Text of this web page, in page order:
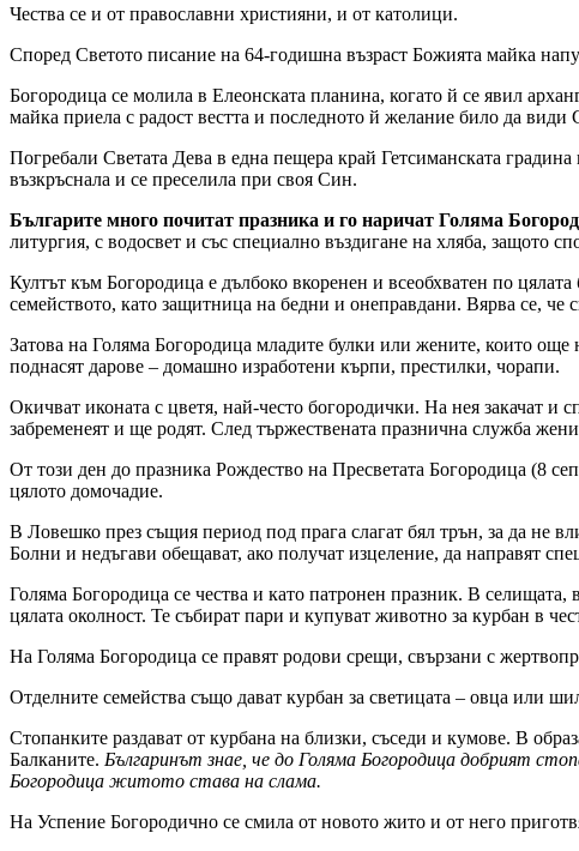
Чества се и от православни християни, и от католици.
Според Светото писание на 64-годишна възраст Божията майка
Богородица се молила в Елеонската планина, когато й се явил
майка приела с радост вестта и последното й желание било да
Погребали Светата Дева в една пещера край Гетсиманската
възкръснала и се преселила при своя Син.
Българите много почитат празника и го наричат Голяма
литургия, с водосвет и със специално въздигане на хляба, защото
Култът към Богородица е дълбоко вкоренен и всеобхватен по
семейството, като защитница на бедни и онеправдани. Вярва се, че
Затова на Голяма Богородица младите булки или жените, които
поднасят дарове – домашно изработени кърпи, престилки, чорапи.
Окичват иконата с цветя, най-често богородички. На нея закачат
забременеят и ще родят. След тържествената празнична служба
От този ден до празника Рождество на Пресветата Богородица (8
цялото домочадие.
В Ловешко през същия период под прага слагат бял трън, за да не
Болни и недъгави обещават, ако получат изцеление, да направят
Голяма Богородица се чества и като патронен празник. В селищата,
цялата околност. Те събират пари и купуват животно за курбан в
На Голяма Богородица се правят родови срещи, свързани с
Отделните семейства също дават курбан за светицата – овца или
Стопанките раздават от курбана на близки, съседи и кумове. В
Балканите. Българинът знае, че до Голяма Богородица добрият
Богородица житото става на слама.
На Успение Богородично се смила от новото жито и от него